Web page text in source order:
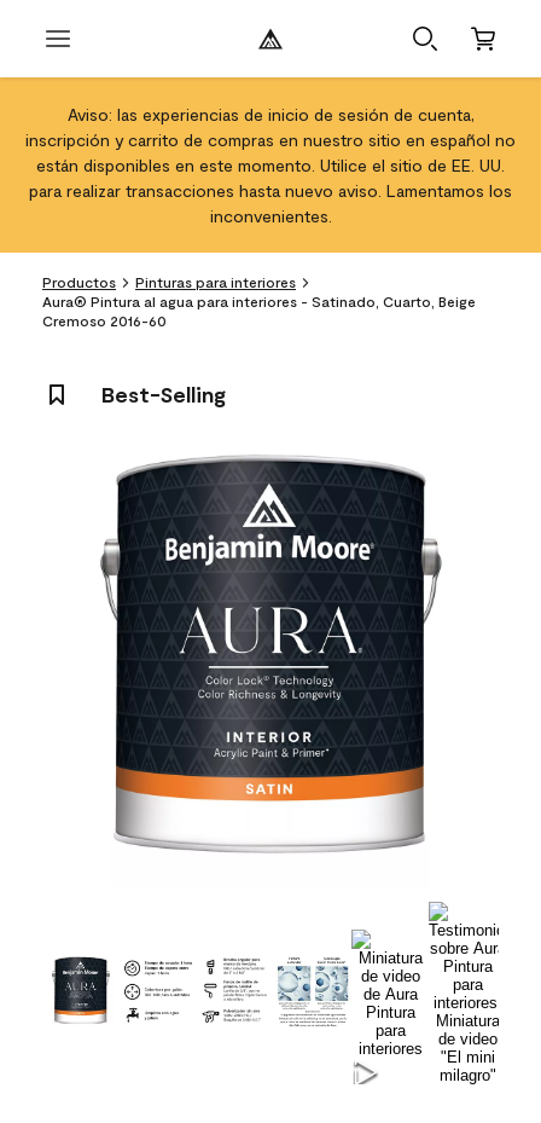
Aviso: las experiencias de inicio de sesión de cuenta,
inscripción y carrito de compras en nuestro sitio en español no
están disponibles en este momento. Utilice el sitio de EE. UU.
para realizar transacciones hasta nuevo aviso. Lamentamos los
inconvenientes.
Productos
Pinturas para interiores
Aura® Pintura al agua para interiores - Satinado, Cuarto, Beige
Cremoso 2016-60
Best-Selling